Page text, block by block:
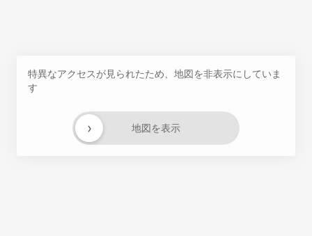
特異なアクセスが見られたため、地図を非表示にしていま
す
地図を表示
›